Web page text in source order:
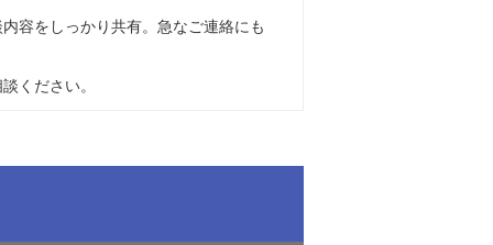
容をしっかり共有。急なご連絡にも
ください。